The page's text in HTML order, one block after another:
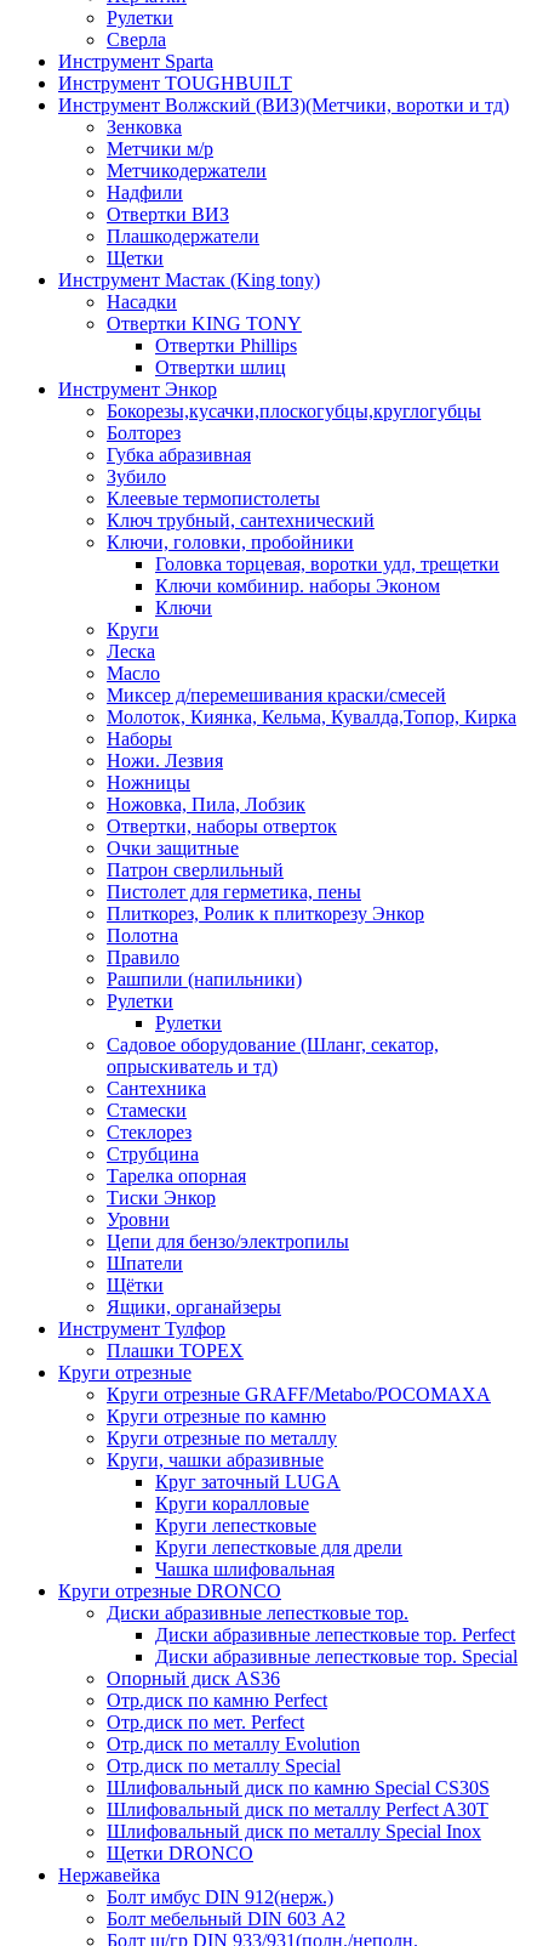
Рулетки
Сверла
Инструмент Sparta
Инструмент TOUGHBUILT
Инструмент Волжский (ВИЗ)(Метчики, воротки и тд)
Зенковка
Метчики м/р
Метчикодержатели
Надфили
Отвертки ВИЗ
Плашкодержатели
Щетки
Инструмент Мастак (King tony)
Насадки
Отвертки KING TONY
Отвертки Phillips
Отвертки шлиц
Инструмент Энкор
Бокорезы,кусачки,плоскогубцы,круглогубцы
Болторез
Губка абразивная
Зубило
Клеевые термопистолеты
Ключ трубный, сантехнический
Ключи, головки, пробойники
Головка торцевая, воротки удл, трещетки
Ключи комбинир. наборы Эконом
Ключи
Круги
Леска
Масло
Миксер д/перемешивания краски/смесей
Молоток, Киянка, Кельма, Кувалда,Топор, Кирка
Наборы
Ножи. Лезвия
Ножницы
Ножовка, Пила, Лобзик
Отвертки, наборы отверток
Очки защитные
Патрон сверлильный
Пистолет для герметика, пены
Плиткорез, Ролик к плиткорезу Энкор
Полотна
Правило
Рашпили (напильники)
Рулетки
Рулетки
Садовое оборудование (Шланг, секатор,
опрыскиватель и тд)
Сантехника
Стамески
Стеклорез
Струбцина
Тарелка опорная
Тиски Энкор
Уровни
Цепи для бензо/электропилы
Шпатели
Щётки
Ящики, органайзеры
Инструмент Тулфор
Плашки ТОРЕХ
Круги отрезные
Круги отрезные GRAFF/Metabo/РОСОМАХА
Круги отрезные по камню
Круги отрезные по металлу
Круги, чашки абразивные
Круг заточный LUGA
Круги коралловые
Круги лепестковые
Круги лепестковые для дрели
Чашка шлифовальная
Круги отрезные DRONCO
Диски абразивные лепестковые тор.
Диски абразивные лепестковые тор. Perfect
Диски абразивные лепестковые тор. Speciаl
Опорный диск AS36
Отр.диск по камню Perfect
Отр.диск по мет. Perfect
Отр.диск по металлу Evolution
Отр.диск по металлу Special
Шлифовальный диск по камню Special CS30S
Шлифовальный диск по металлу Perfect A30T
Шлифовальный диск по металлу Special Inox
Щетки DRONCO
Нержавейка
Болт имбус DIN 912(нерж.)
Болт мебельный DIN 603 А2
Болт ш/гр DIN 933/931(полн./неполн.